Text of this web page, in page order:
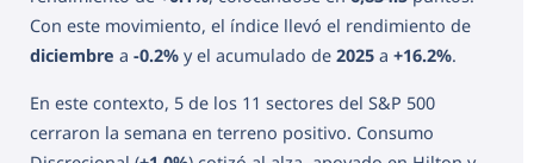
Con este movimiento, el índice llevó el rendimiento de
diciembre a -0.2% y el acumulado de 2025 a +16.2%.
En este contexto, 5 de los 11 sectores del S&P 500
cerraron la semana en terreno positivo. Consumo